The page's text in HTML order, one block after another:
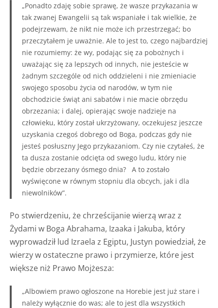
„Ponadto zdaję sobie sprawę, że wasze przykazania w
tak zwanej Ewangelii są tak wspaniałe i tak wielkie, że
podejrzewam, że nikt nie może ich przestrzegać; bo
przeczytałem je uważnie. Ale to jest to, czego najbardziej
nie rozumiemy: że wy, podając się za pobożnych i
uważając się za lepszych od innych, nie jesteście w
żadnym szczególe od nich oddzieleni i nie zmieniacie
swojego sposobu życia od narodów, w tym nie
obchodzicie świąt ani sabatów i nie macie obrzędu
obrzezania; i dalej, opierając swoje nadzieje na
człowieku, który został ukrzyżowany, oczekujesz jeszcze
uzyskania czegoś dobrego od Boga, podczas gdy nie
jesteś posłuszny Jego przykazaniom. Czy nie czytałeś, że
ta dusza zostanie odcięta od swego ludu, który nie
będzie obrzezany ósmego dnia?
A to zostało
wyświęcone w równym stopniu dla obcych, jak i dla
niewolników”.
Po stwierdzeniu, że chrześcijanie wierzą wraz z
Żydami w Boga Abrahama, Izaaka i Jakuba, który
wyprowadził lud Izraela z Egiptu, Justyn powiedział, że
wierzy w ostateczne prawo i przymierze, które jest
większe niż Prawo Mojżesza:
„Albowiem prawo ogłoszone na Horebie jest już stare i
należy wyłącznie do was; ale to jest dla wszystkich